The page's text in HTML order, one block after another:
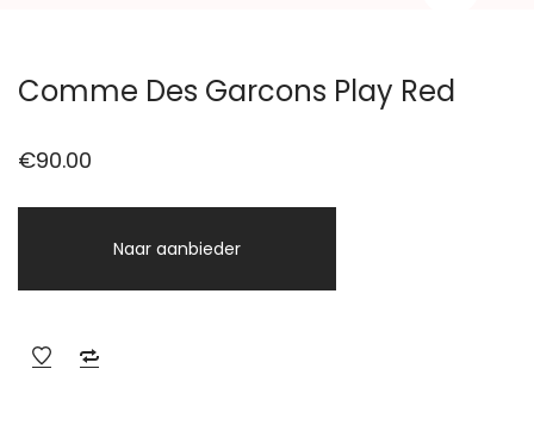
Comme Des Garcons Play Red
€90.00
Naar aanbieder